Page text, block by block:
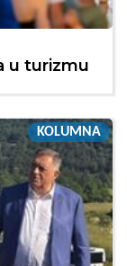
u turizmu
KOLUMNA